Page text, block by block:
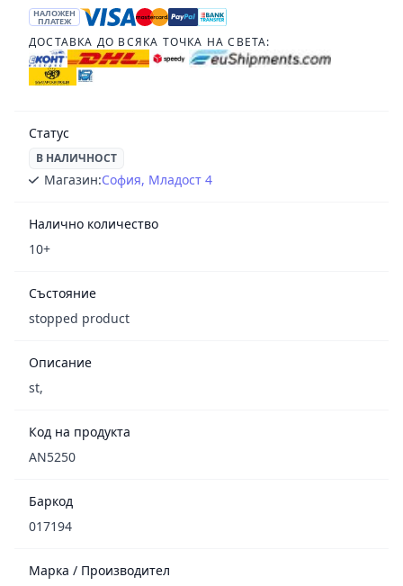
НАЛОЖЕН
ПЛАТЕЖ
ДОСТАВКА ДО ВСЯКА ТОЧКА НА СВЕТА:
Статус
В НАЛИЧНОСТ
Магазин:София, Младост 4
Налично количество
10+
Състояние
stopped product
Описание
st,
Код на продукта
AN5250
Баркод
017194
Марка / Производител